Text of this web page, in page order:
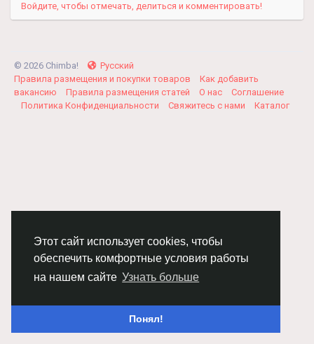
Этот сайт использует cookies, чтобы
обеспечить комфортные условия работы
на нашем сайте Узнать больше
Понял!
Войдите, чтобы отмечать, делиться и комментировать!
© 2026 Chimba!
Русский
Правила размещения и покупки товаров
Как добавить
вакансию
Правила размещения статей О нас
Соглашение
Политика Конфиденциальности
Свяжитесь с нами Каталог